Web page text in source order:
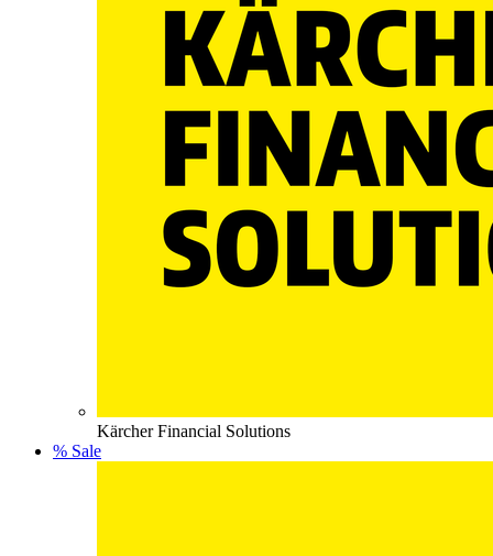
Kärcher Financial Solutions
% Sale